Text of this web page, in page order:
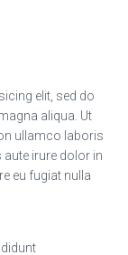
elit, sed do
aliqua. Ut
ullamco laboris
irure dolor in
eu fugiat nulla